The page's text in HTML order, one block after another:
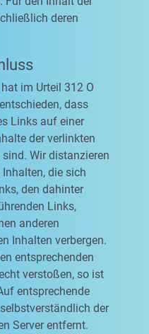
deren
im Urteil 312 O
dass
Links auf einer
der verlinkten
Wir distanzieren
die sich
den dahinter
Links,
anderen
Inhalten verbergen.
entsprechenden
verstoßen, so ist
entsprechende
der
Server entfernt.